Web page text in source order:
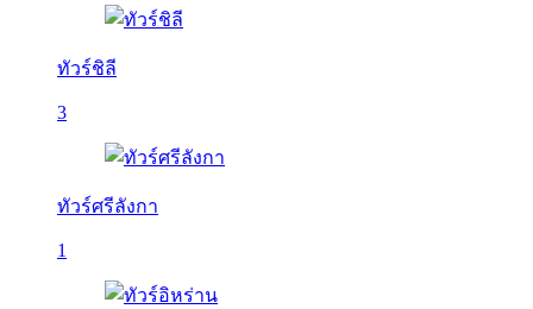
ทัวร์ชิลี
3
ทัวร์ศรีลังกา
1